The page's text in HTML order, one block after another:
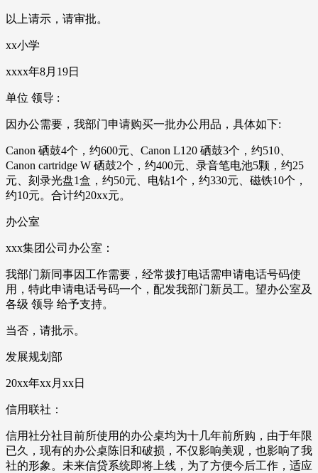
以上请示，请审批。
xx小学
xxxx年8月19日
单位 领导 :
因办公需要，我部门申请购买一批办公用品，具体如下:
Canon 硒鼓4个，约600元、Canon L120 硒鼓3个，约510、
Canon cartridge W 硒鼓2个，约400元、录音笔电池5颗，约25
元、刻录光盘1盒，约50元、电钻1个，约330元、磁铁10个，
约10元。合计约20xx元。
办公室
xxx集团公司办公室：
我部门新同事因工作需要，经常拨打电话需申请电话号码使
用，特此申请电话号码一个，配发我部门新员工。望办公室及
各级 领导 给予支持。
当否，请批示。
发展规划部
20xx年xx月xx日
信用联社：
信用社分社目前所使用的办公桌均为十几年前所购，由于年限
已久，现有的办公桌陈旧和破损，不仅影响美观，也影响了我
社的形象。未来信贷系统即将上线，为了方便今后工作，适应